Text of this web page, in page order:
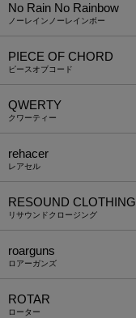
No Rain No Rainbow
ノーレインノーレインボー
PIECE OF CHORD
ピースオブコード
QWERTY
クワーティー
rehacer
レアセル
RESOUND CLOTHING
リサウンドクロージング
roarguns
ロアーガンズ
ROTAR
ローター